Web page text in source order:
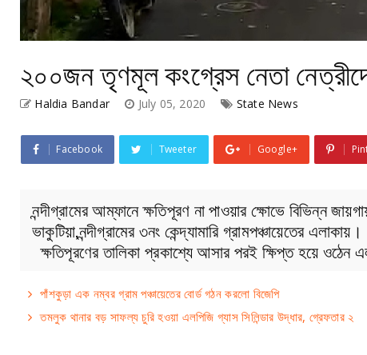
২০০জন তৃণমূল কংগ্রেস নেতা
Haldia Bandar July 05, 2020 State News
Facebook Tweeter Google+
নন্দীগ্রামের আম্ফানে ক্ষতিপূরণ না পাওয়ার ক্ষোভে বিভিন্ন
ভাকুটিয়া,নন্দীগ্রামের ৩নং কেন্দ্যামারি গ্রামপঞ্চায়েতের এলাকায়।
ক্ষতিপূরণের তালিকা প্রকাশ্যে আসার পরই ক্ষিপ্ত হয়ে ওঠেন
পাঁশকুড়া এক নম্বর গ্রাম পঞ্চায়েতের বোর্ড গঠন করলো বিজেপি
তমলুক থানার বড় সাফল্য চুরি হওয়া এলপিজি গ্যাস সিলিন্ডার উদ্ধার, গ্রেফতার ২